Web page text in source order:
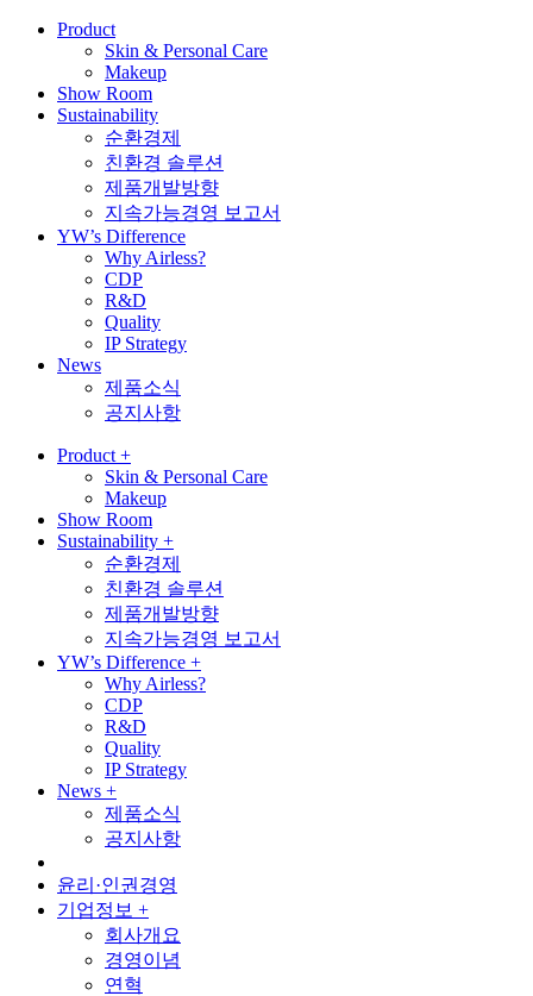
Product
Skin & Personal Care
Makeup
Show Room
Sustainability
순환경제
친환경 솔루션
제품개발방향
지속가능경영 보고서
YW’s Difference
Why Airless?
CDP
R&D
Quality
IP Strategy
News
제품소식
공지사항
Product +
Skin & Personal Care
Makeup
Show Room
Sustainability +
순환경제
친환경 솔루션
제품개발방향
지속가능경영 보고서
YW’s Difference +
Why Airless?
CDP
R&D
Quality
IP Strategy
News +
제품소식
공지사항
윤리·인권경영
기업정보 +
회사개요
경영이념
연혁